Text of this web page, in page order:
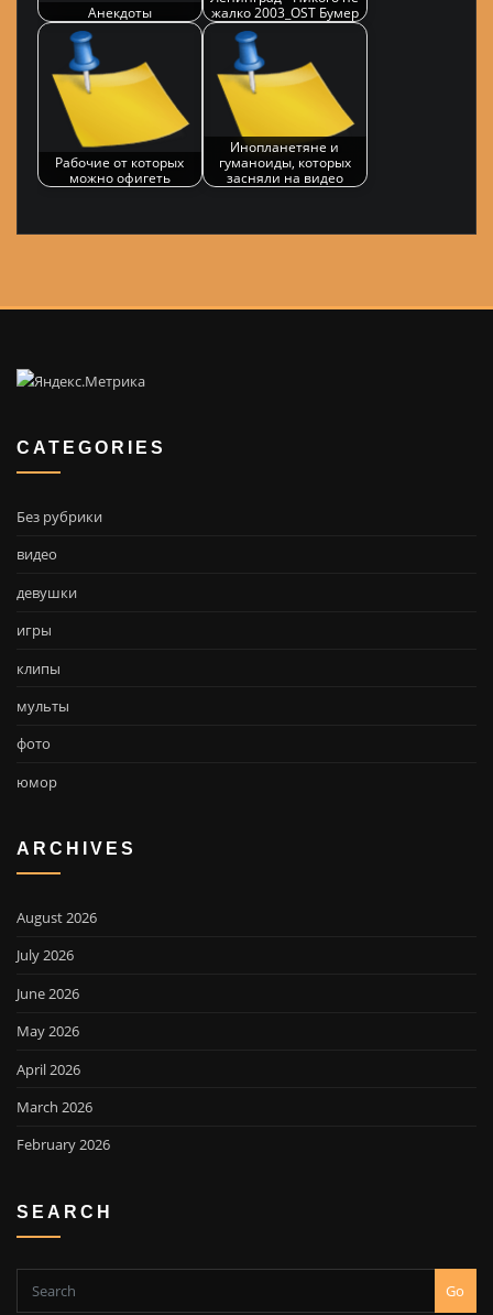
Анекдоты
жалко 2003_OST Бумер
Рабочие от которых
можно офигеть
Инопланетяне и
гуманоиды, которых
засняли на видео
CATEGORIES
Без рубрики
видео
девушки
игры
клипы
мульты
фото
юмор
ARCHIVES
August 2026
July 2026
June 2026
May 2026
April 2026
March 2026
February 2026
SEARCH
Go